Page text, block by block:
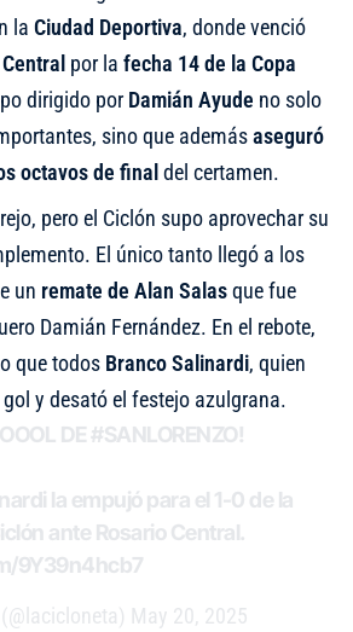
la Ciudad Deportiva, donde venció
por la fecha 14 de la Copa
dirigido por Damián Ayude no solo
sino que ademásaseguró
octavos de finaldel certamen.
pero el Ciclón supo aprovechar su
El único tanto llegó a los
un remate de Alan Salasque fue
Damián Fernández. En el rebote,
que todos Branco Salinardi, quien
y desató el festejo azulgrana.
DE #SANLORENZO!
la empujó para el 1-0 de la
ante Rosario Central.
9Y39n4hcb7
May 20, 2025